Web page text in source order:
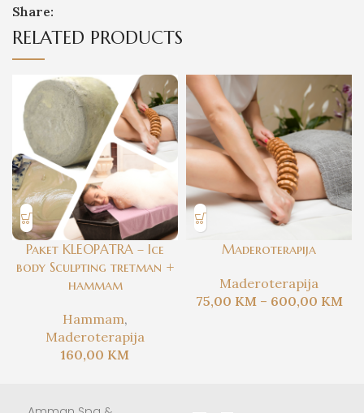
Share:
RELATED PRODUCTS
Paket KLEOPATRA – Ice
body Sculpting tretman +
hammam
Hammam,
Maderoterapija
160,00 KM
Maderoterapija
Maderoterapija
75,00 KM – 600,00 KM